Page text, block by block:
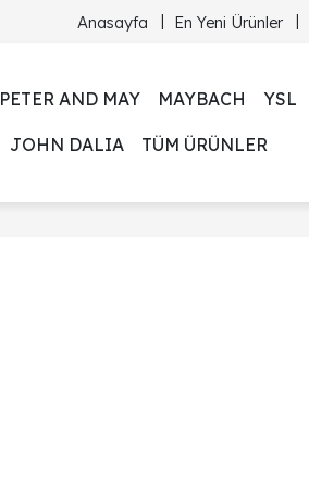
Anasayfa En Yeni Ürünler
PETER AND MAY MAYBACH YSL
JOHN DALIA TÜM ÜRÜNLER